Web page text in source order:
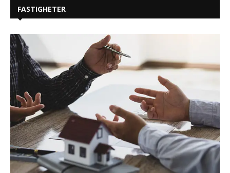
FASTIGHETER